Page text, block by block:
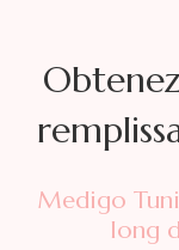
Medigo
long